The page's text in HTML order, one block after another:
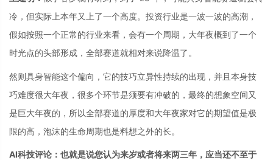
冷，但实际上本年又上了一个高度。投资行业是一波一波的高潮，
假如按照一个正常的行业来看，会有一个周期，大年夜概到了一个
时光点的头部形成，全部赛道就相对来说降温了。
然则具身智能这个偏向，它的技巧立异性持续的出现，并且本身技
巧难度很大年夜，很多个环节是须要有冲破的，最终的想象空间又
是巨大年夜的，所以全部赛道的厚度和大年夜家对它的期望值是极
限的高，泡沫的生命周期也是料想之外的长。
AI科技评论：也就是说您认为来岁或者将来两三年，应当还不至于